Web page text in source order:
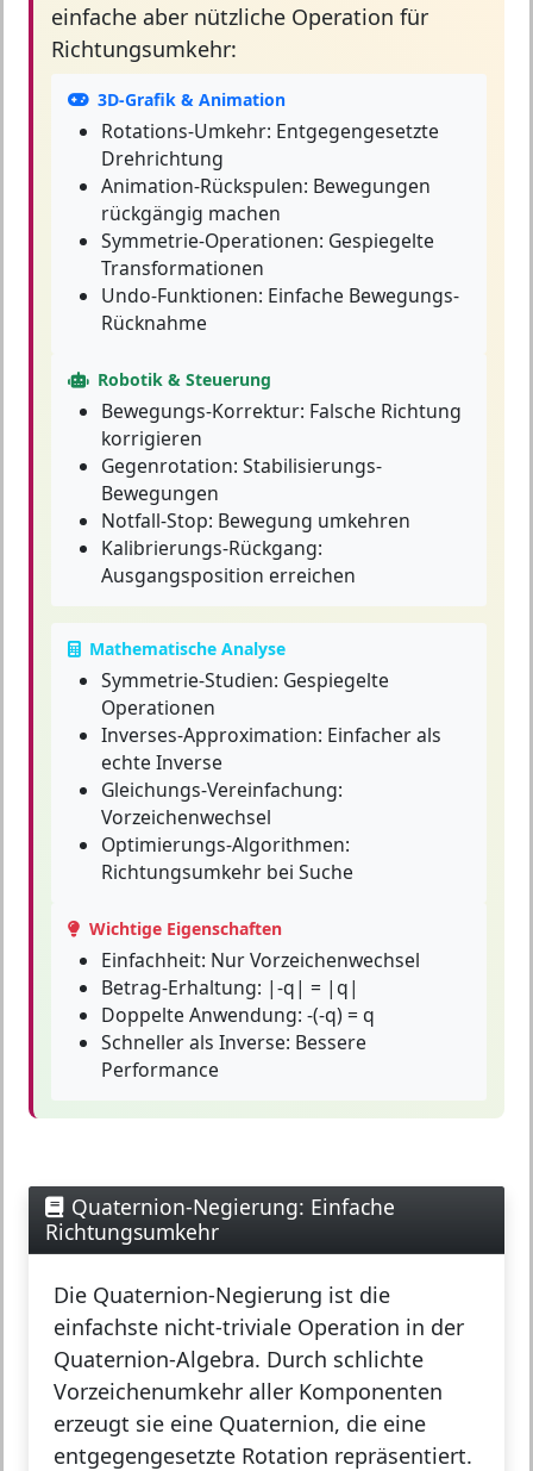
einfache aber nützliche Operation für
Richtungsumkehr:
3D-Grafik & Animation
Rotations-Umkehr: Entgegengesetzte
Drehrichtung
Animation-Rückspulen: Bewegungen
rückgängig machen
Symmetrie-Operationen: Gespiegelte
Transformationen
Undo-Funktionen: Einfache Bewegungs-
Rücknahme
Robotik & Steuerung
Bewegungs-Korrektur: Falsche Richtung
korrigieren
Gegenrotation: Stabilisierungs-
Bewegungen
Notfall-Stop: Bewegung umkehren
Kalibrierungs-Rückgang:
Ausgangsposition erreichen
Mathematische Analyse
Symmetrie-Studien: Gespiegelte
Operationen
Inverses-Approximation: Einfacher als
echte Inverse
Gleichungs-Vereinfachung:
Vorzeichenwechsel
Optimierungs-Algorithmen:
Richtungsumkehr bei Suche
Wichtige Eigenschaften
Einfachheit: Nur Vorzeichenwechsel
Betrag-Erhaltung: |-q| = |q|
Doppelte Anwendung: -(-q) = q
Schneller als Inverse: Bessere
Performance
Quaternion-Negierung: Einfache
Richtungsumkehr
Die Quaternion-Negierung ist die
einfachste nicht-triviale Operation in der
Quaternion-Algebra. Durch schlichte
Vorzeichenumkehr aller Komponenten
erzeugt sie eine Quaternion, die eine
entgegengesetzte Rotation repräsentiert.